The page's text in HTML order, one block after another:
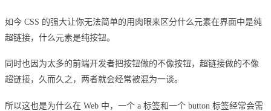
如今 CSS 的强大让你无法简单的用肉眼来区分什么元素在界面中是纯
超链接，什么元素是纯按钮。
同时也因为太多的前端开发者把按钮做的不像按钮，超链接做的不像
超链接，久而久之，两者就会经常被混为一谈。
所以这也是为什么在 Web 中，一个 a 标签和一个 button 标签经常会需